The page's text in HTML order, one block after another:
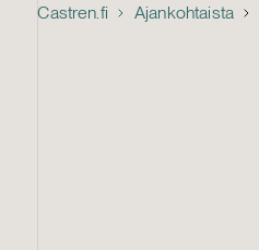
Castren.fi Ajankohtaista